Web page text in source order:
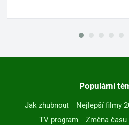
Populární
Jak zhubnout Nejlepší filmy
TV program
Změna času